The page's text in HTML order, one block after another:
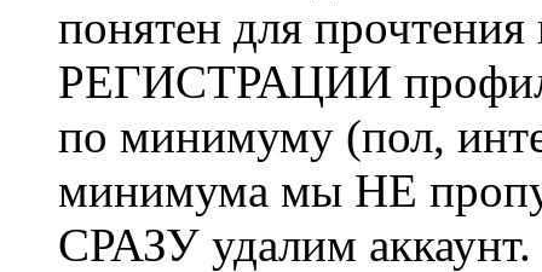
понятен для
РЕГИСТРАЦИИ профиль
по минимуму (пол,
минимума мы НЕ
СРАЗУ удалим